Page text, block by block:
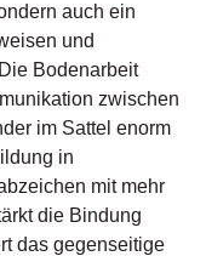
auch ein
und
Bodenarbeit
zwischen
im Sattel enorm
in
mit mehr
die Bindung
das gegenseitige